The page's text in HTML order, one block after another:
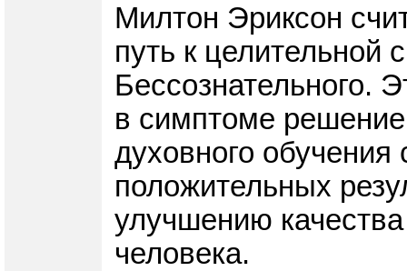
Милтон Эриксон
путь к целительной
Бессознательного.
в симптоме решение
духовного
положительных
улучшению
человека.